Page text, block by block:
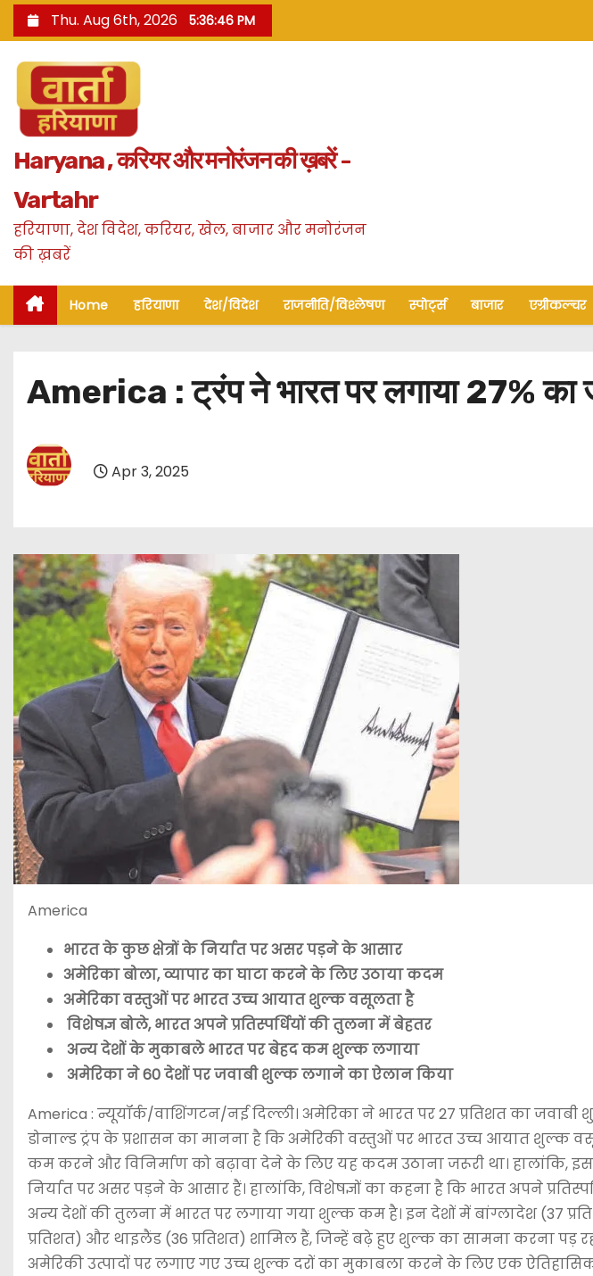
k
n
Thu. Aug 6th, 2026 5:36:47 PM
Haryana , करियर और मनोरंजन की ख़बरें -
Vartahr
हरियाणा, देश विदेश, करियर, खेल, बाजार और मनोरंजन
की ख़बरें
Home हरियाणा देश/विदेश राजनीति/विश्लेषण स्पोर्ट्स बाजार एग्रीकल्चर
America : ट्रंप ने भारत पर लगाया 27% का
Apr 3, 2025
America
भारत के कुछ क्षेत्रों के निर्यात पर असर पड़ने के आसार
अमेरिका बोला, व्यापार का घाटा करने के लिए उठाया कदम
अमेरिका वस्तुओं पर भारत उच्च आयात शुल्क वसूलता है
विशेषज्ञ बोले, भारत अपने प्रतिस्पर्धियों की तुलना में बेहतर
अन्य देशों के मुकाबले भारत पर बेहद कम शुल्क लगाया
अमेरिका ने 60 देशों पर जवाबी शुल्क लगाने का ऐलान किया
America : न्यूयॉर्क/वाशिंगटन/नई दिल्ली। अमेरिका ने भारत पर 27 प्रतिशत का जवाबी
डोनाल्ड ट्रंप के प्रशासन का मानना है कि अमेरिकी वस्तुओं पर भारत उच्च आयात शुल्क
कम करने और विनिर्माण को बढ़ावा देने के लिए यह कदम उठाना जरूरी था। हालांकि,
निर्यात पर असर पड़ने के आसार हैं। हालांकि, विशेषज्ञों का कहना है कि भारत अपने
अन्य देशों की तुलना में भारत पर लगाया गया शुल्क कम है। इन देशों में बांग्लादेश (37
प्रतिशत) और थाइलैंड (36 प्रतिशत) शामिल हैं, जिन्हें बढ़े हुए शुल्क का सामना करना पड़ रहा
अमेरिकी उत्पादों पर लगाए गए उच्च शुल्क दरों का मुकाबला करने के लिए एक